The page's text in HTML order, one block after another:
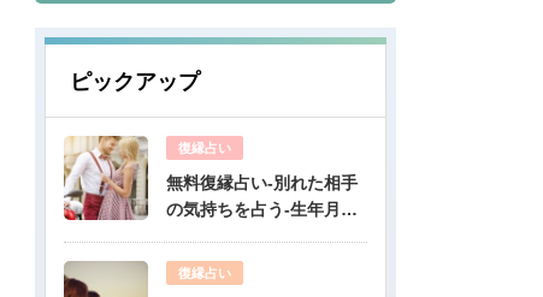
ピックアップ
復縁占い
無料復縁占い-別れた相手
の気持ちを占う-生年月日
復縁占い